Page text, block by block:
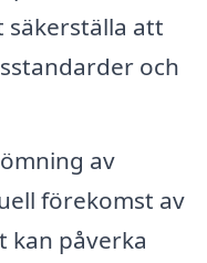
att
och
av
förekomst av
kan påverka